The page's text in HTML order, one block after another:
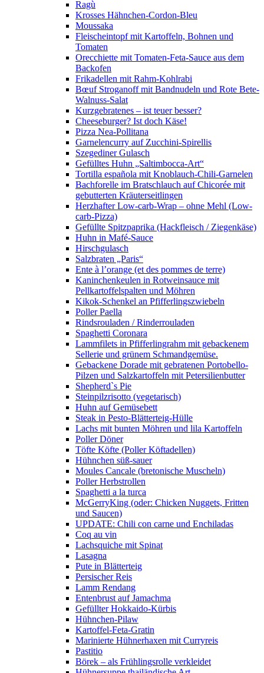
Ragù
Krosses Hähnchen-Cordon-Bleu
Moussaka
Fleischeintopf mit Kartoffeln, Bohnen und
Tomaten
Orecchiette mit Tomaten-Feta-Sauce aus dem
Backofen
Frikadellen mit Rahm-Kohlrabi
Bœuf Stroganoff mit Bandnudeln und Rote Bete-
Walnuss-Salat
Kurzgebratenes – ist teuer besser?
Cheeseburger? Ist doch Käse!
Pizza Nea-Pollitana
Garnelencurry auf Zucchini-Spirellis
Szegediner Gulasch
Gefülltes Huhn „Saltimbocca-Art“
Tortilla española mit Knoblauch-Chili-Garnelen
Bachforelle im Bratschlauch auf Chicorée mit
gebutterten Kräuterseitlingen
Herzhafter Low-carb-Wrap – ohne Mehl (Low-
carb-Pizza)
Gefüllte Spitzpaprika (Hackfleisch / Ziegenkäse)
Huhn in Mafé-Sauce
Hirschgulasch
Salzbraten „Paris“
Ente à l’orange (et des pommes de terre)
Kaninchenkeulen in Rotweinsauce mit
Pellkartoffelspalten und Möhren
Kikok-Schenkel an Pfifferlingszwiebeln
Poller Paella
Rindsrouladen / Rinderrouladen
Spaghetti Coronara
Lammfilets in Pfifferlingrahm mit gebackenem
Sellerie und grünem Schmandgemüse.
Gebackene Dorade mit gebratenen Portobello-
Pilzen und Salzkartoffeln mit Petersilienbutter
Shepherd`s Pie
Steinpilzrisotto (vegetarisch)
Huhn auf Gemüsebett
Steak in Pesto-Blätterteig-Hülle
Lachs mit bunten Möhren und lila Kartoffeln
Poller Döner
Töfte Köfte (Poller Köftadellen)
Hühnchen süß-sauer
Moules Cancale (bretonische Muscheln)
Poller Herbstrollen
Spaghetti a la turca
McGerryKing (oder: Chicken Nuggets, Fritten
und Saucen)
UPDATE: Chili con carne und Enchiladas
Coq au vin
Lachsquiche mit Spinat
Lasagna
Pute in Blätterteig
Persischer Reis
Lamm Rendang
Entenbrust auf Jamachma
Gefüllter Hokkaido-Kürbis
Hühnchen-Pilaw
Kartoffel-Feta-Gratin
Marinierte Hühnerhaxen mit Curryreis
Pastitio
Börek – als Frühlingsrolle verkleidet